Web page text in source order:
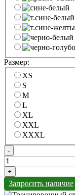
Размер:
XS
S
M
L
XL
XXL
XXXL
-
+
Запросить наличие